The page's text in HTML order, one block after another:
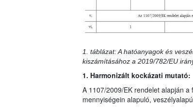
1. táblázat: A hatóanyagok és
kiszámításához a 2019/782/EU
1. Harmonizált kockázati mutató:
A 1107/2009/EK rendelet alapján
mennyiségein alapuló,